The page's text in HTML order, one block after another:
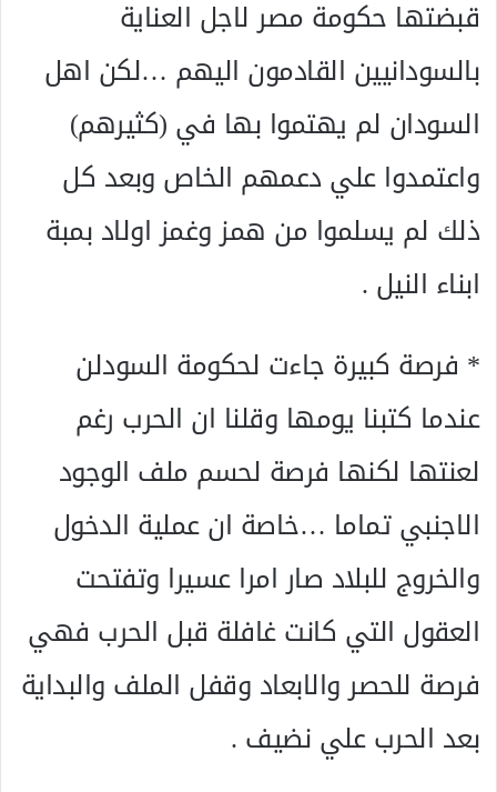
قبضتها حكومة مصر لاجل العناية
بالسودانيين القادمون اليهم …لكن اهل
السودان لم يهتموا بها في (كثيرهم)
واعتمدوا علي دعمهم الخاص وبعد كل
ذلك لم يسلموا من همز وغمز اولاد بمبة
ابناء النيل .
* فرصة كبيرة جاءت لحكومة السودلن
عندما كتبنا يومها وقلنا ان الحرب رغم
لعنتها لكنها فرصة لحسم ملف الوجود
الاجنبي تماما …خاصة ان عملية الدخول
والخروج للبلاد صار امرا عسيرا وتفتحت
العقول التي كانت غافلة قبل الحرب فهي
فرصة للحصر والابعاد وقفل الملف والبداية
بعد الحرب علي نضيف .